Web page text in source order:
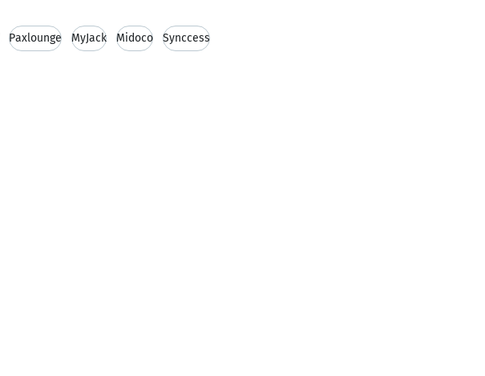
Paxlounge MyJack Midoco Synccess